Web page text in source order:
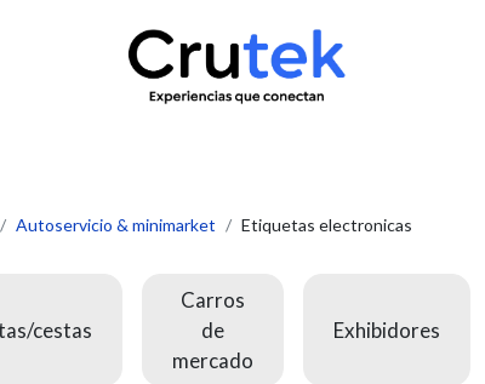
Autoservicio & minimarket Etiquetas electronicas
cestas
Carros
de
mercado
Exhibidores